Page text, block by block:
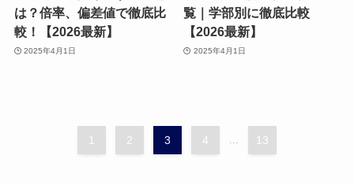
は？倍率、偏差値で徹底比
較！【2026最新】
2025年4月1日
覧｜学部別に徹底比較
【2026最新】
2025年4月1日
1 2 3 4 ... 13